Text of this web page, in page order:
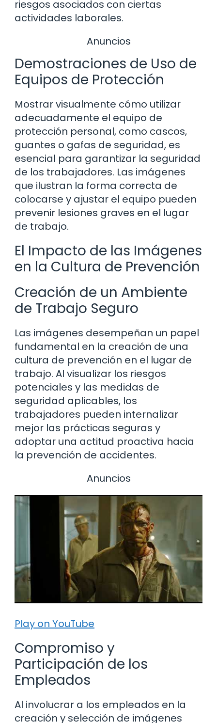
riesgos asociados con ciertas
actividades laborales.
Anuncios
Demostraciones de Uso de
Equipos de Protección
Mostrar visualmente cómo utilizar
adecuadamente el equipo de
protección personal, como cascos,
guantes o gafas de seguridad, es
esencial para garantizar la seguridad
de los trabajadores. Las imágenes
que ilustran la forma correcta de
colocarse y ajustar el equipo pueden
prevenir lesiones graves en el lugar
de trabajo.
El Impacto de las Imágenes
en la Cultura de Prevención
Creación de un Ambiente
de Trabajo Seguro
Las imágenes desempeñan un papel
fundamental en la creación de una
cultura de prevención en el lugar de
trabajo. Al visualizar los riesgos
potenciales y las medidas de
seguridad aplicables, los
trabajadores pueden internalizar
mejor las prácticas seguras y
adoptar una actitud proactiva hacia
la prevención de accidentes.
Anuncios
Play on YouTube
Compromiso y
Participación de los
Empleados
Al involucrar a los empleados en la
creación y selección de imágenes